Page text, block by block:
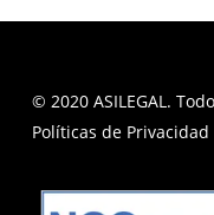
© 2020 ASILEGAL.
Políticas de Privacidad